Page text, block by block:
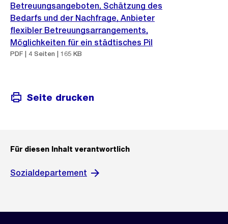
Betreuungsangeboten, Schätzung des
Bedarfs und der Nachfrage, Anbieter
flexibler Betreuungsarrangements,
Möglichkeiten für ein städtisches Pil
PDF | 4 Seiten | 165 KB
Seite drucken
Für diesen Inhalt verantwortlich
Sozialdepartement